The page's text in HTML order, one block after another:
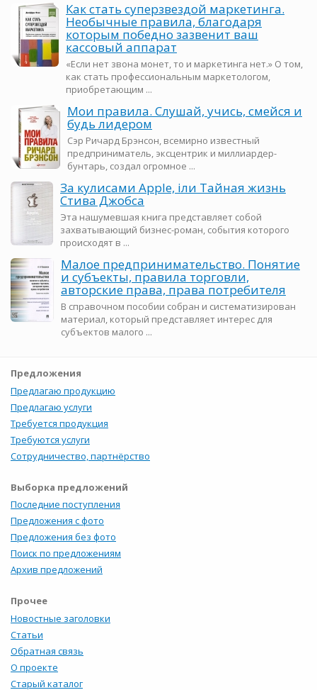
Как стать суперзвездой маркетинга.
Необычные правила, благодаря
которым победно зазвенит ваш
кассовый аппарат
«Если нет звона монет, то и маркетинга нет.» О том,
как стать профессиональным маркетологом,
приобретающим ...
Мои правила. Слушай, учись, смейся и
будь лидером
Сэр Ричард Брэнсон, всемирно известный
предприниматель, эксцентрик и миллиардер-
бунтарь, создал огромное ...
За кулисами Apple, iли Тайная жизнь
Стива Джобса
Эта нашумевшая книга представляет собой
захватывающий бизнес-роман, события которого
происходят в ...
Малое предпринимательство. Понятие
и субъекты, правила торговли,
авторские права, права потребителя
В справочном пособии собран и систематизирован
материал, который представляет интерес для
субъектов малого ...
Предложения
Предлагаю продукцию
Предлагаю услуги
Требуется продукция
Требуются услуги
Сотрудничество, партнёрство
Выборка предложений
Последние поступления
Предложения с фото
Предложения без фото
Поиск по предложениям
Архив предложений
Прочее
Новостные заголовки
Статьи
Обратная связь
О проекте
Старый каталог